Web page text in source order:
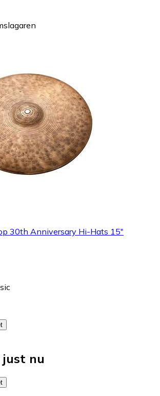
30th Anniversary Hi-Hats 15"
just nu